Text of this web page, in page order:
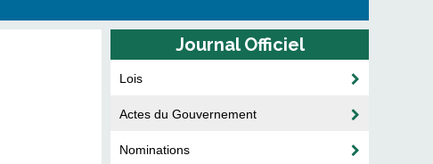
Journal Officiel
Lois
Actes du Gouvernement
Nominations